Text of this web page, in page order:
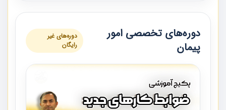
دوره‌های تخصصی امور
پیمان
دوره‌های غیر
رایگان